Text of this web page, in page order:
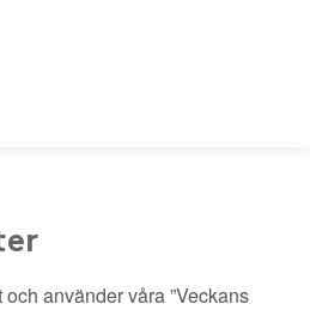
använder våra ”Veckans